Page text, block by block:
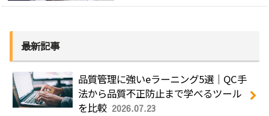
最新記事
品質管理に強いeラーニング5選｜QC手
法から品質不正防止まで学べるツール
を比較 2026.07.23